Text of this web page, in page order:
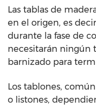
Las tablas de
en el origen, es
durante la fase de
necesitarán ningún
barnizado para
Los tablones,
o listones,